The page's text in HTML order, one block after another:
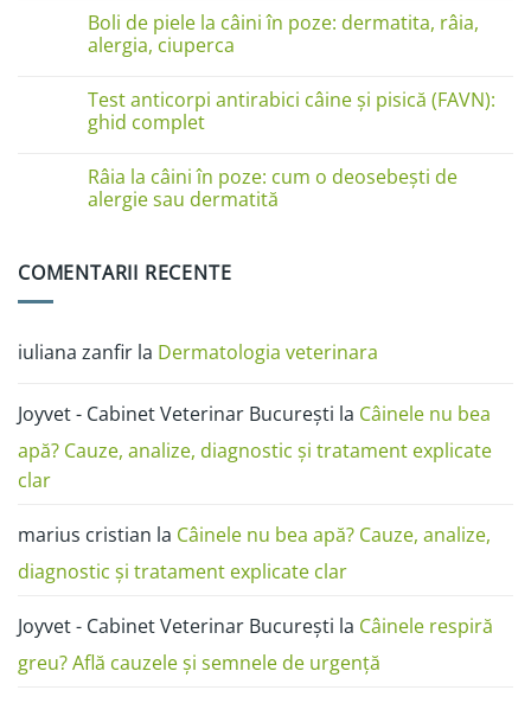
Cauze
și
soluții
la
Boli
de
pisici
în
imagini:
ciupercă,
alergii
și
Boli de piele la câini în poze: dermatita, râia,
alergia, ciuperca
Boli
de
câini
în
poze:
ciuperca
Test anticorpi antirabici câine și pisică (FAVN):
ghid complet
la
Test
anticorpi
pisică
Râia la câini în poze: cum o deosebești de
alergie sau dermatită
Râia
cum
o
alergie
sau
COMENTARII RECENTE
iuliana zanfir la Dermatologia veterinara
Joyvet - Cabinet Veterinar București la Câinele nu bea
apă? Cauze, analize, diagnostic și tratament explicate
clar
marius cristian la Câinele nu bea apă? Cauze, analize,
diagnostic și tratament explicate clar
Joyvet - Cabinet Veterinar București la Câinele respiră
greu? Află cauzele și semnele de urgență